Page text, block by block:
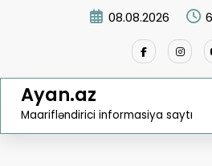
08.08.2026
Ayan.az
Maarifləndirici informasiya saytı